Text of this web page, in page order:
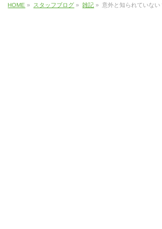
HOME » スタッフブログ » 雑記 » 意外と知られていな